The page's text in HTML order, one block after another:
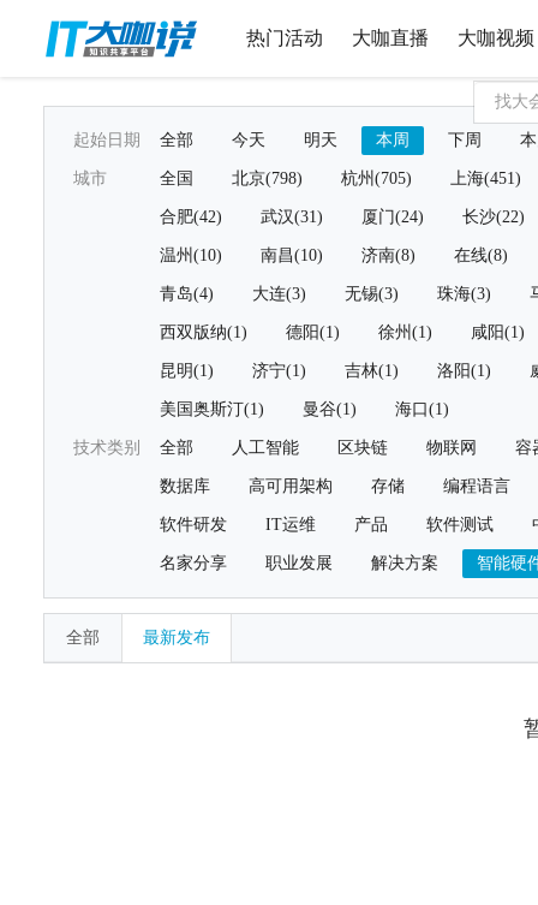
热门活动 大咖直播 大咖视频
起始日期 全部 今天 明天 本周 下周
城市 全国 北京(798) 杭州(705) 上海(451)
合肥(42) 武汉(31) 厦门(24) 长沙(22)
温州(10) 南昌(10) 济南(8) 在线(8)
青岛(4) 大连(3) 无锡(3) 珠海(3)
西双版纳(1) 德阳(1) 徐州(1) 咸阳(1)
昆明(1) 济宁(1) 吉林(1) 洛阳(1)
美国奥斯汀(1) 曼谷(1) 海口(1)
技术类别 全部 人工智能 区块链 物联网 容
数据库 高可用架构 存储 编程语言
软件研发 IT运维 产品 软件测试
名家分享 职业发展 解决方案 智能硬
全部 最新发布